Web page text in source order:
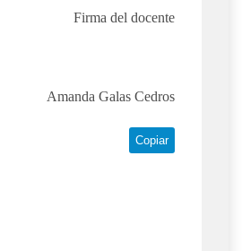
Firma del docente
Amanda Galas Cedros
Copiar